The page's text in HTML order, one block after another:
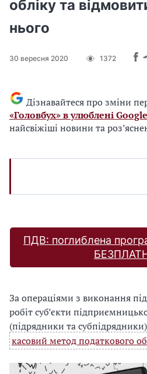
обліку та
нього
30 вересня 2020 1372
Дізнавайтеся про зміни
«Головбух» в улюблені Google
найсвіжіші новини та
ПДВ: поглиблена
За операціями з виконання
робіт суб’єкти
(підрядники та
касовий метод податкового